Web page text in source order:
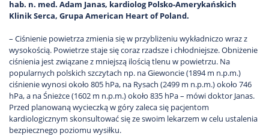
hab. n. med. Adam Janas, kardiolog Polsko-Amerykańskich
Klinik Serca, Grupa American Heart of Poland.
– Ciśnienie powietrza zmienia się w przybliżeniu wykładniczo wraz z
wysokością. Powietrze staje się coraz rzadsze i chłodniejsze. Obniżenie
ciśnienia jest związane z mniejszą ilością tlenu w powietrzu. Na
popularnych polskich szczytach np. na Giewoncie (1894 m n.p.m.)
ciśnienie wynosi około 805 hPa, na Rysach (2499 m n.p.m.) około 746
hPa, a na Śnieżce (1602 m n.p.m.) około 835 hPa – mówi doktor Janas.
Przed planowaną wycieczką w góry zaleca się pacjentom
kardiologicznym skonsultować się ze swoim lekarzem w celu ustalenia
bezpiecznego poziomu wysiłku.